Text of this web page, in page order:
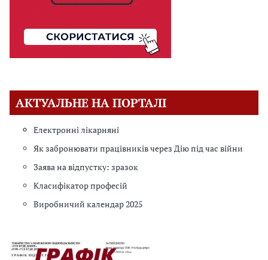
АКТУАЛЬНЕ НА ПОРТАЛІ
Електронні лікарняні
Як забронювати працівників через Дію під час війни
Заява на відпустку: зразок
Класифікатор професій
Виробничий календар 2025